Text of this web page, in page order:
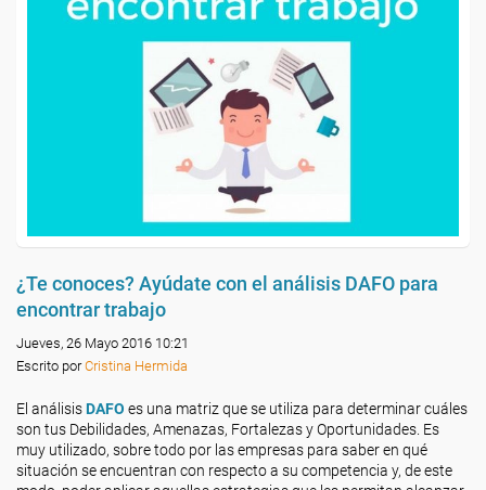
¿Te conoces? Ayúdate con el análisis DAFO para
encontrar trabajo
Jueves, 26 Mayo 2016 10:21
Escrito porCristina Hermida
El análisisDAFO es una matriz que se utiliza para determinar cuáles
son tus Debilidades, Amenazas, Fortalezas y Oportunidades. Es
muy utilizado, sobre todo por las empresas para saber en qué
situación se encuentran con respecto a su competencia y, de este